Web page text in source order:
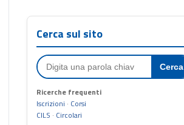
Cerca sul sito
Cerca
Ricerche frequenti
Iscrizioni · Corsi
CILS · Circolari